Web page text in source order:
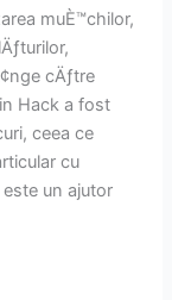
muÈ™chilor,
cÄƒtre
Hack a fost
ceea ce
cu
un ajutor